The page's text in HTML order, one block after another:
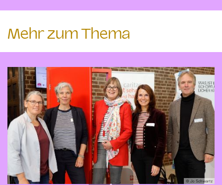
Mehr zum Thema
© Jo Schwartz